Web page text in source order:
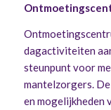
dagactiviteiten
steunpunt voor
mantelzorgers.
en mogelijkheden